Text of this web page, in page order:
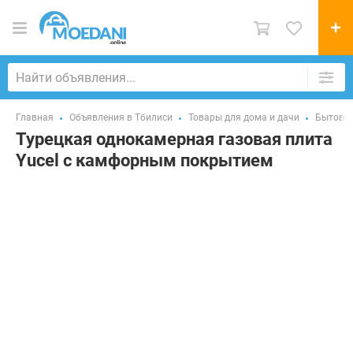
Главная Объявления в Тбилиси Товары для дома и дачи
Турецкая однокамерная газовая плита
Yucel с камфорным покрытием